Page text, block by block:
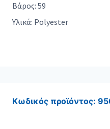
Βάρος: 59
Υλικά: Polyester
Κωδικός προϊόντος: